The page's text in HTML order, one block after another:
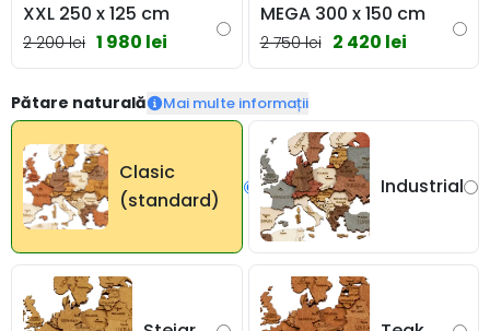
XXL 250 x 125 cm
2 200 lei 1 980 lei
MEGA 300 x 150 cm
2 750 lei 2 420 lei
Pătare naturală Mai multe informații
Clasic
(standard)
Industrial